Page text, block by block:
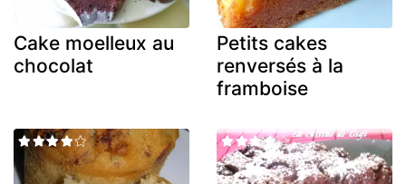
Cake moelleux au
chocolat
Petits cakes
renversés à la
framboise